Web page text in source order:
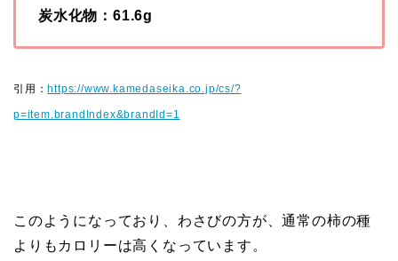
炭水化物：61.6g
引用： https://www.kamedaseika.co.jp/cs/?
p=item.brandIndex&brandId=1
このようになっており、わさびの方が、通常の柿の種
よりもカロリーは高くなっています。